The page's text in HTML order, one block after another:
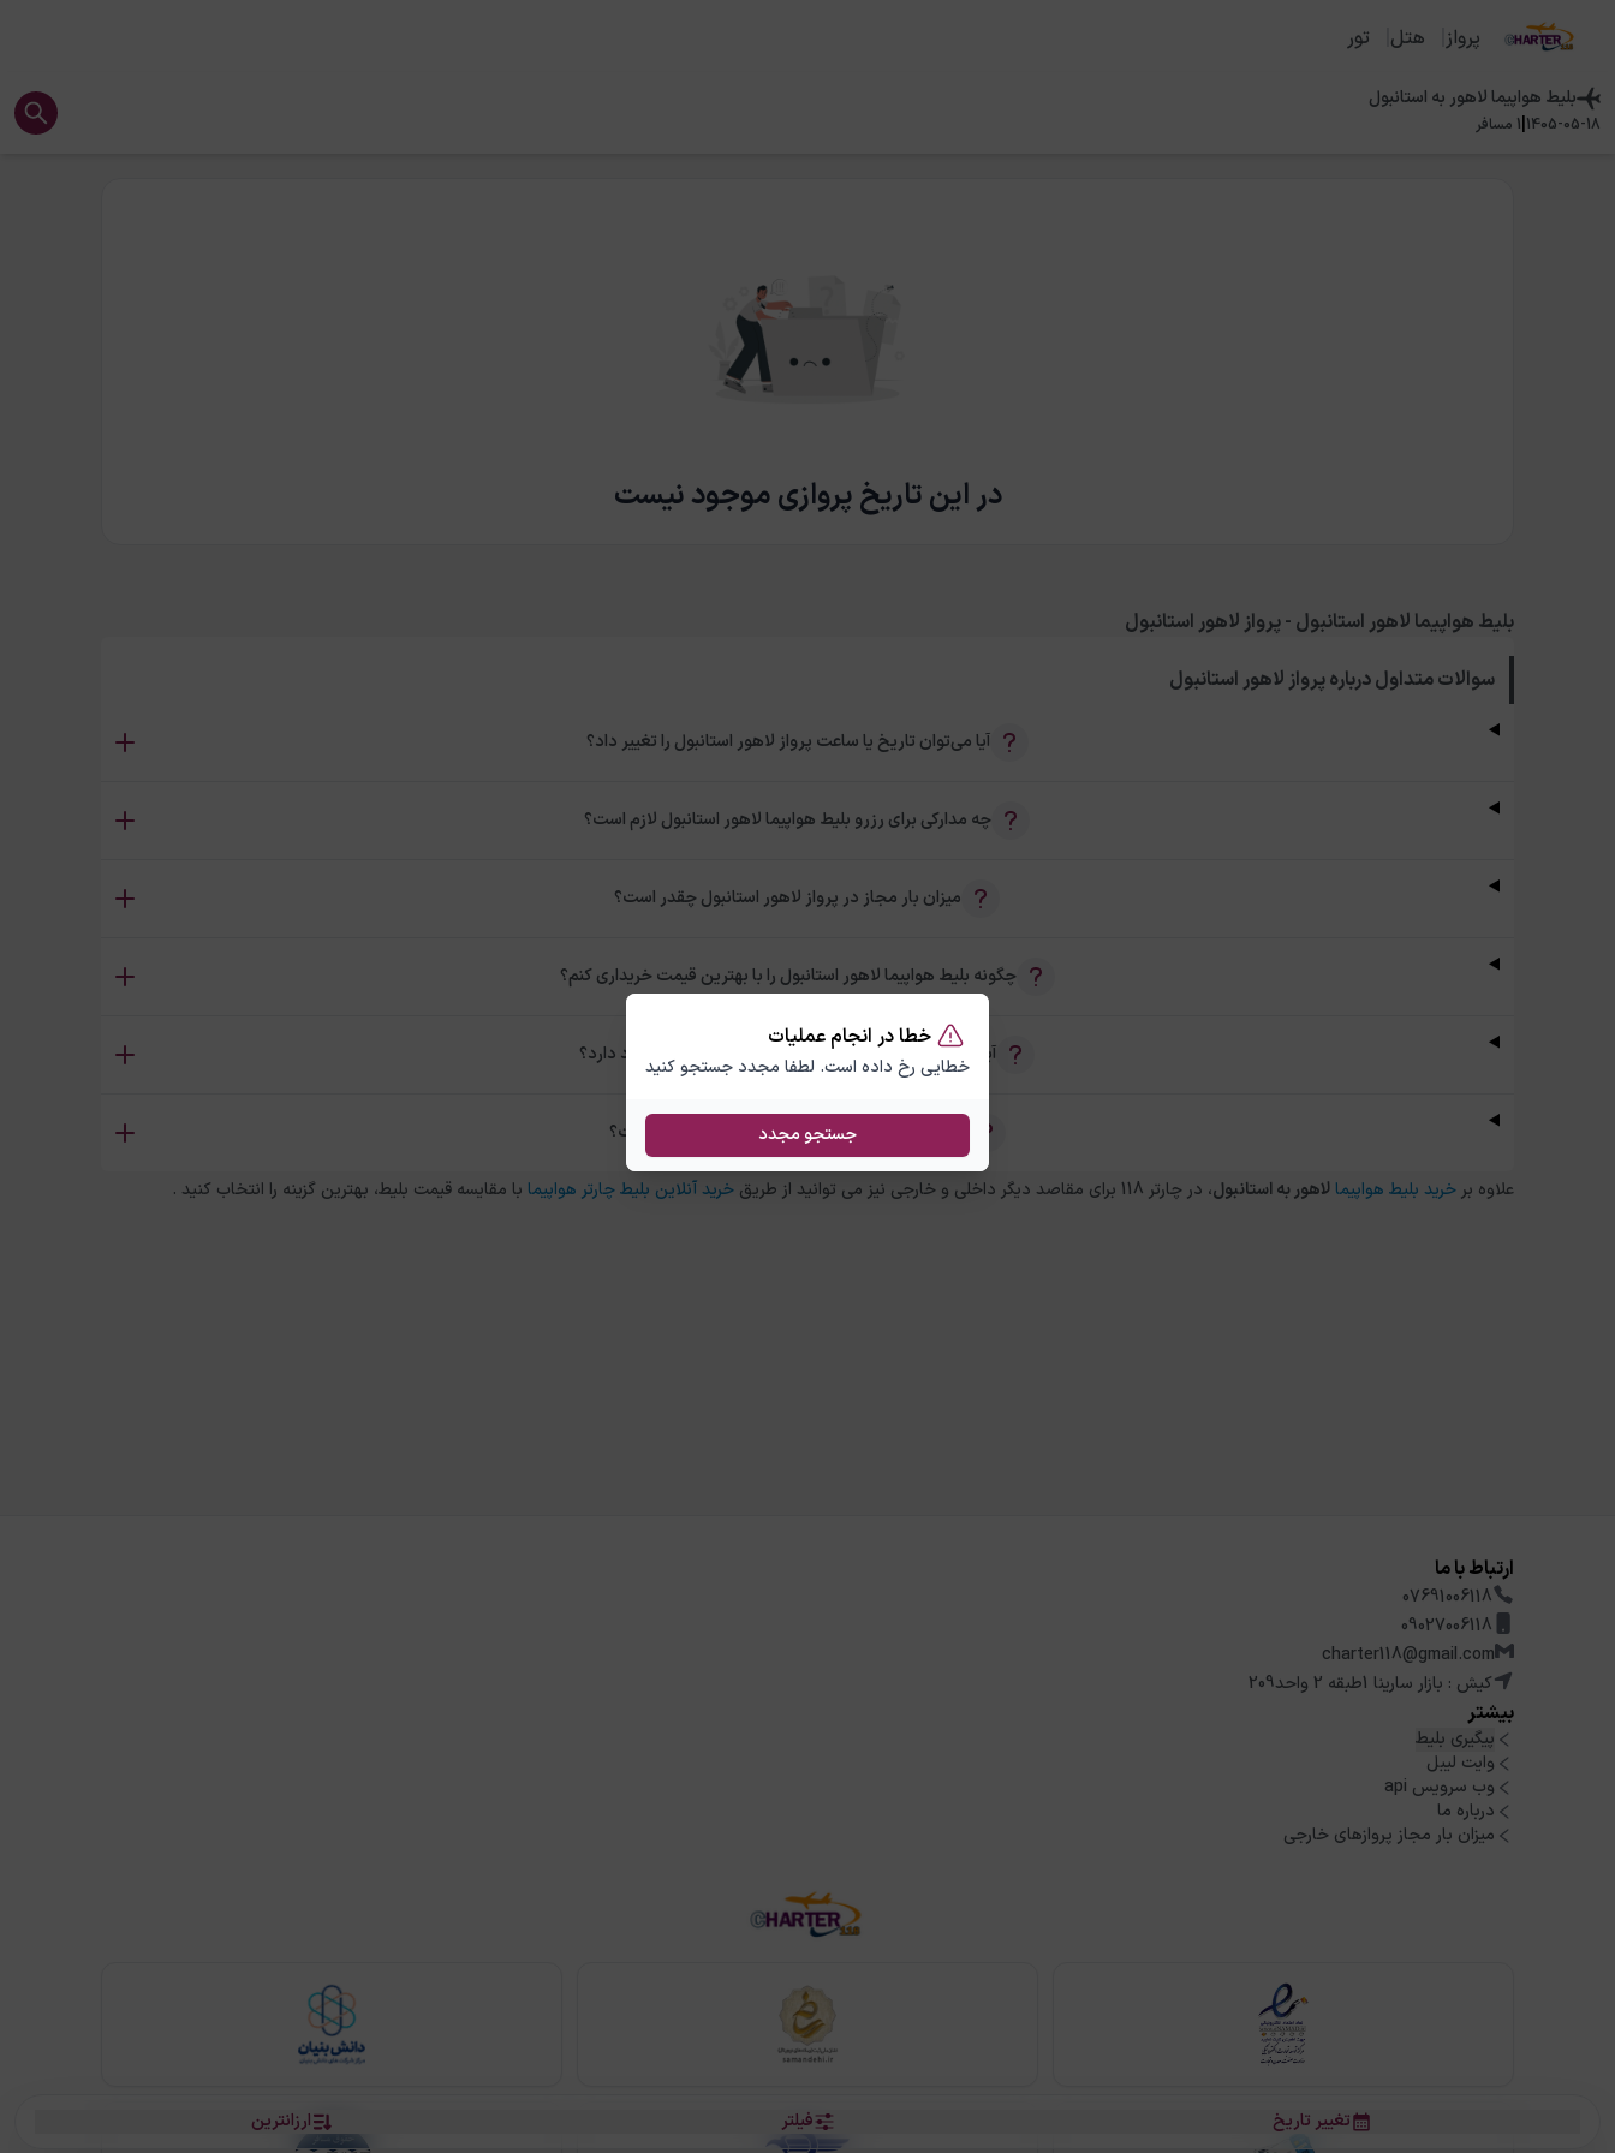
خطا در انجام عملیات
خطایی رخ داده است. لطفا مجدد جستجو کنید
جستجو مجدد
پرواز هتل تور
بلیط هواپیمالاهور به استانبول
1405-05-18
|
1 مسافر
در این تاریخ پروازی موجود نیست
ارزانترین فیلتر تغییر تاریخ
بلیط هواپیما لاهور استانبول - پرواز لاهور استانبول
سوالات متداول دربارهپرواز لاهور استانبول
آیا می‌توان تاریخ یا ساعت پرواز لاهور استانبول را تغییر داد؟
چه مدارکی برای رزرو بلیط هواپیما لاهور استانبول لازم است؟
میزان بار مجاز در پرواز لاهور استانبول چقدر است؟
چگونه بلیط هواپیما لاهور استانبول را با بهترین قیمت خریداری کنم؟
آیا امکان خرید بلیط رفت و برگشت لاهور استانبول وجود دارد؟
تفاوت بلیط چارتر و سیستمی لاهور استانبول چیست؟
علاوه بر خرید بلیط هواپیما لاهوربهاستانبول، در چارتر 118 برای مقاصد دیگر داخلی و خارجی نیز می توانید از طریق خرید آنلاین بلیط چارتر هواپیما با مقایسه قیمت بلیط، بهترین گزینه را انتخاب کنید .
ارتباط با ما
07691006118
09027006118
charter118@gmail.com
کیش : بازار سارینا 1طبقه 2 واحد209
بیشتر
پیگیری بلیط
وایت لیبل
وب سرویس api
درباره ما
میزان بار مجاز پروازهای خارجی